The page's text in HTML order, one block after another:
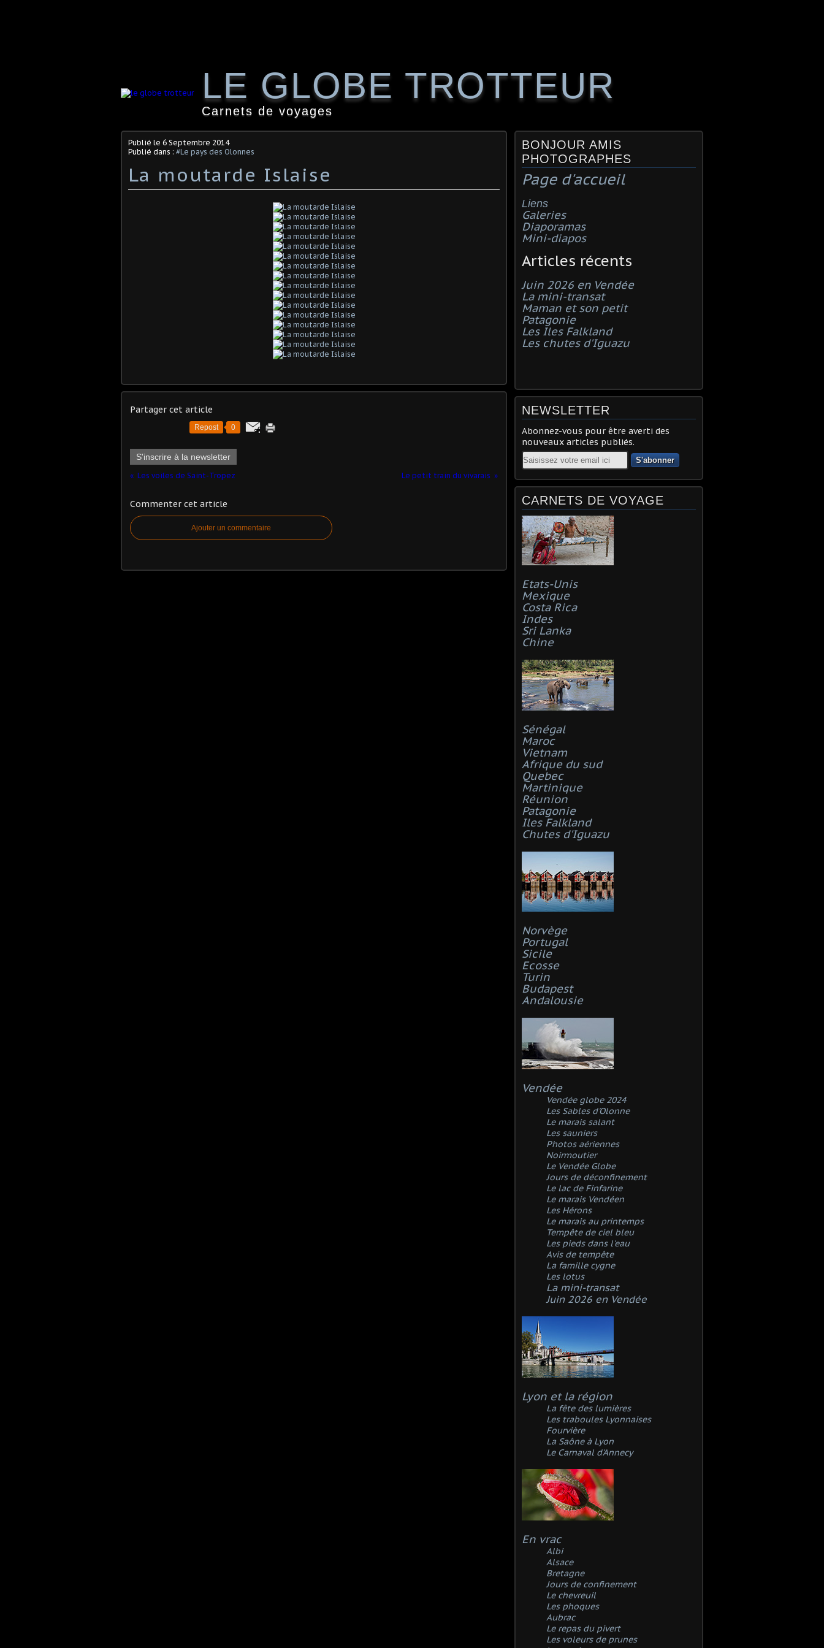
LE GLOBE TROTTEUR
Carnets de voyages
Publié le 6 Septembre 2014
Publié dans : #Le pays des Olonnes
La moutarde Islaise
Partager cet article
Repost 0
S'inscrire à la newsletter
Les voiles de Saint-Tropez Le petit train du vivarais
Commenter cet article
Ajouter un commentaire
BONJOUR AMIS
PHOTOGRAPHES
Page d'accueil
Liens
Galeries
Diaporamas
Mini-diapos
Articles récents
Juin 2026 en Vendée
La mini-transat
Maman et son petit
Patagonie
Les Iles Falkland
Les chutes d'Iguazu
NEWSLETTER
Abonnez-vous pour être averti des
nouveaux articles publiés.
Email
CARNETS DE VOYAGE
Etats-Unis
Mexique
Costa Rica
Indes
Sri Lanka
Chine
Sénégal
Maroc
Vietnam
Afrique du sud
Quebec
Martinique
Réunion
Patagonie
Iles Falkland
Chutes d'Iguazu
Norvège
Portugal
Sicile
Ecosse
Turin
Budapest
Andalousie
Vendée
Vendée globe 2024
Les Sables d'Olonne
Le marais salant
Les sauniers
Photos aériennes
Noirmoutier
Le Vendée Globe
Jours de déconfinement
Le lac de Finfarine
Le marais Vendéen
Les Hérons
Le marais au printemps
Tempête de ciel bleu
Les pieds dans l'eau
Avis de tempête
La famille cygne
Les lotus
La mini-transat
Juin 2026 en Vendée
Lyon et la région
La fête des lumières
Les traboules Lyonnaises
Fourvière
La Saône à Lyon
Le Carnaval d'Annecy
En vrac
Albi
Alsace
Bretagne
Jours de confinement
Le chevreuil
Les phoques
Aubrac
Le repas du pivert
Les voleurs de prunes